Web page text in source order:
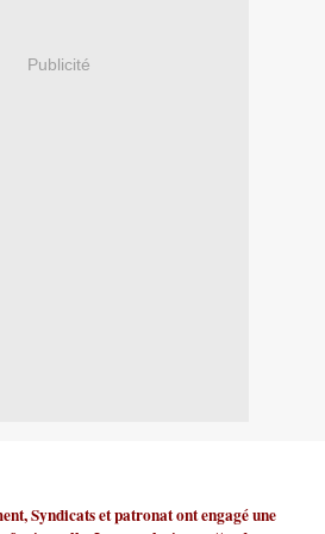
Publicité
Syndicats et patronat ont engagé une